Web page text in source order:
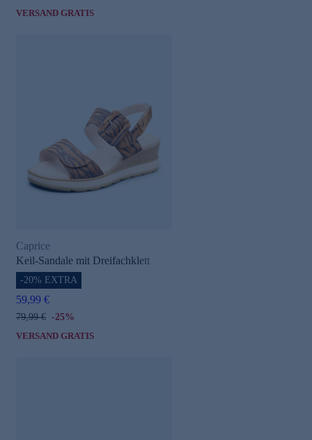
VERSAND GRATIS
Caprice
Keil-Sandale mit Dreifachklett
-20% EXTRA
59,99 €
79,99 € -25%
VERSAND GRATIS